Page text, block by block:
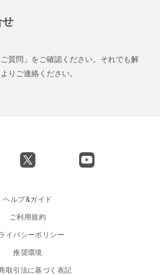
せ
質問」をご確認ください。それでも解
りご連絡ください。
ヘルプ&ガイド
ご利用規約
イバシーポリシー
推奨環境
取引法に基づく表記